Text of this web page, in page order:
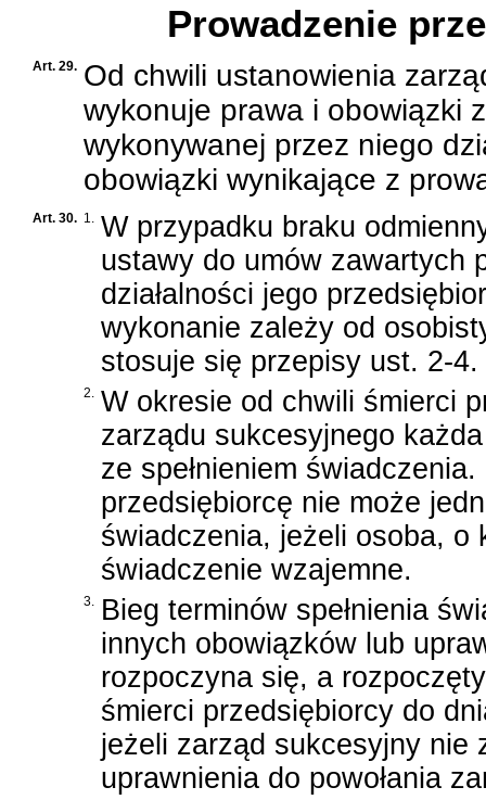
Prowadzenie
Art. 29. Od chwili ustanowienia
wykonuje prawa i obowiązki
wykonywanej przez niego
obowiązki wynikające z
Art. 30. 1. W przypadku braku
ustawy do umów zawartych
działalności jego
wykonanie zależy od
stosuje się przepisy ust. 2-4.
2. W okresie od chwili śmierci
zarządu sukcesyjnego
ze spełnieniem
przedsiębiorcę nie może
świadczenia, jeżeli osoba, o
świadczenie wzajemne.
3. Bieg terminów spełnienia
innych obowiązków lub
rozpoczyna się, a
śmierci przedsiębiorcy do
jeżeli zarząd sukcesyjny nie
uprawnienia do powołania